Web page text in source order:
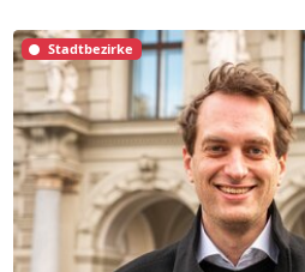
Stadtbezirke